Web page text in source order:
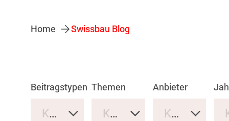
Home Swissbau Blog
Beitragstypen
Keine Auswahl
Themen
Keine Auswahl
Anbieter
Keine